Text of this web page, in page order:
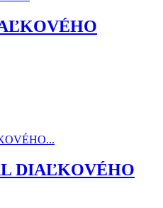
DIAĽKOVÉHO